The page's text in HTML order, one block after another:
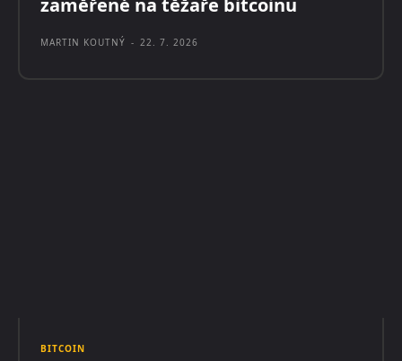
zaměřené na těžaře bitcoinu
MARTIN KOUTNÝ - 22. 7. 2026
BITCOIN